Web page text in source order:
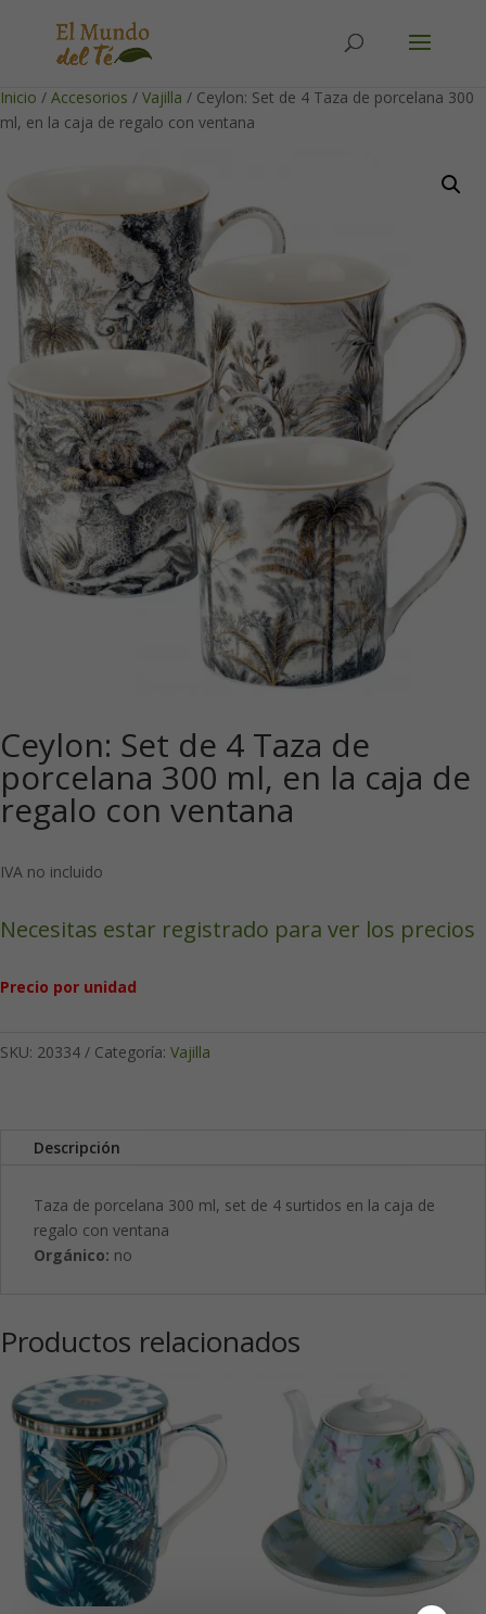
Inicio / Accesorios / Vajilla / Ceylon: Set de 4 Taza de porcelana 300
ml, en la caja de regalo con ventana
Ceylon: Set de 4 Taza de
porcelana 300 ml, en la caja de
regalo con ventana
IVA no incluido
Necesitas estar registrado para ver los precios
Precio por unidad
SKU: 20334 Categoría: Vajilla
Descripción
Taza de porcelana 300 ml, set de 4 surtidos en la caja de
regalo con ventana
Orgánico: no
Productos relacionados